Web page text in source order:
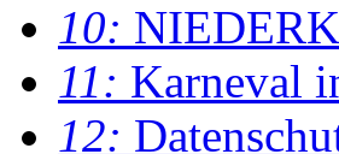
10:
11: Karneval
12: